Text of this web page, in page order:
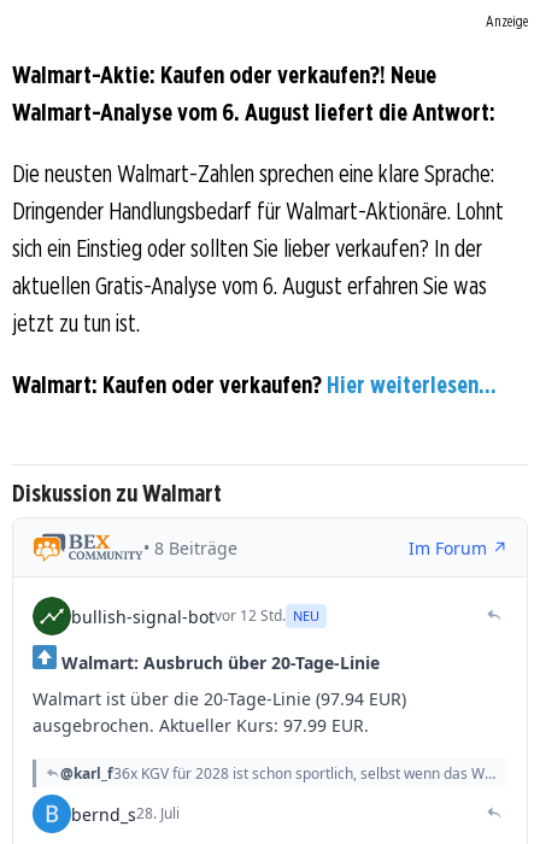
Anzeige
Walmart-Aktie: Kaufen oder verkaufen?! Neue
Walmart-Analyse vom 6. August liefert die Antwort:
Die neusten Walmart-Zahlen sprechen eine klare Sprache:
Dringender Handlungsbedarf für Walmart-Aktionäre. Lohnt
sich ein Einstieg oder sollten Sie lieber verkaufen? In der
aktuellen Gratis-Analyse vom 6. August erfahren Sie was
jetzt zu tun ist.
Walmart: Kaufen oder verkaufen? Hier weiterlesen...
Diskussion zu Walmart